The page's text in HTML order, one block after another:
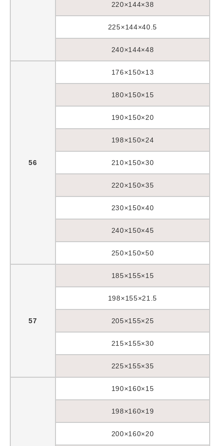
220×144×38
225×144×40.5
240×144×48
56
176×150×13
180×150×15
190×150×20
198×150×24
210×150×30
220×150×35
230×150×40
240×150×45
250×150×50
57
185×155×15
198×155×21.5
205×155×25
215×155×30
225×155×35
190×160×15
198×160×19
200×160×20